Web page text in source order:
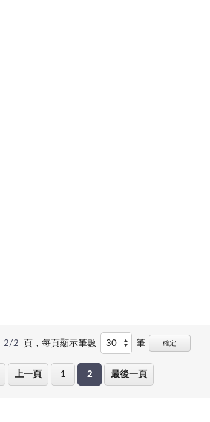
2/2 頁， 每頁顯示筆數 筆 確定
上一頁 1 2 最後一頁